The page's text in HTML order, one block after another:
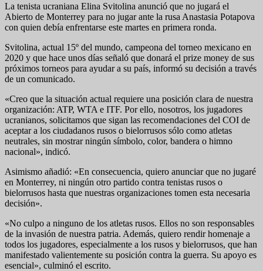
La tenista ucraniana Elina Svitolina anunció que no jugará el
Abierto de Monterrey para no jugar ante la rusa Anastasia Potapova
con quien debía enfrentarse este martes en primera ronda.
Svitolina, actual 15º del mundo, campeona del torneo mexicano en
2020 y que hace unos días señaló que donará el prize money de sus
próximos torneos para ayudar a su país, informó su decisión a través
de un comunicado.
«Creo que la situación actual requiere una posición clara de nuestra
organización: ATP, WTA e ITF. Por ello, nosotros, los jugadores
ucranianos, solicitamos que sigan las recomendaciones del COI de
aceptar a los ciudadanos rusos o bielorrusos sólo como atletas
neutrales, sin mostrar ningún símbolo, color, bandera o himno
nacional», indicó.
Asimismo añadió: «En consecuencia, quiero anunciar que no jugaré
en Monterrey, ni ningún otro partido contra tenistas rusos o
bielorrusos hasta que nuestras organizaciones tomen esta necesaria
decisión».
«No culpo a ninguno de los atletas rusos. Ellos no son responsables
de la invasión de nuestra patria. Además, quiero rendir homenaje a
todos los jugadores, especialmente a los rusos y bielorrusos, que han
manifestado valientemente su posición contra la guerra. Su apoyo es
esencial», culminó el escrito.